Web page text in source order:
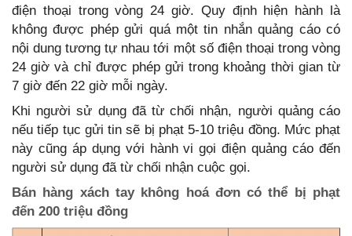
điện thoại trong vòng 24 giờ. Quy định hiện hành là
không được phép gửi quá một tin nhắn quảng cáo có
nội dung tương tự nhau tới một số điện thoại trong vòng
24 giờ và chỉ được phép gửi trong khoảng thời gian từ
7 giờ đến 22 giờ mỗi ngày.
Khi người sử dụng đã từ chối nhận, người quảng cáo
nếu tiếp tục gửi tin sẽ bị phạt 5-10 triệu đồng. Mức phạt
này cũng áp dụng với hành vi gọi điện quảng cáo đến
người sử dụng đã từ chối nhận cuộc gọi.
Bán hàng xách tay không hoá đơn có thể bị phạt
đến 200 triệu đồng